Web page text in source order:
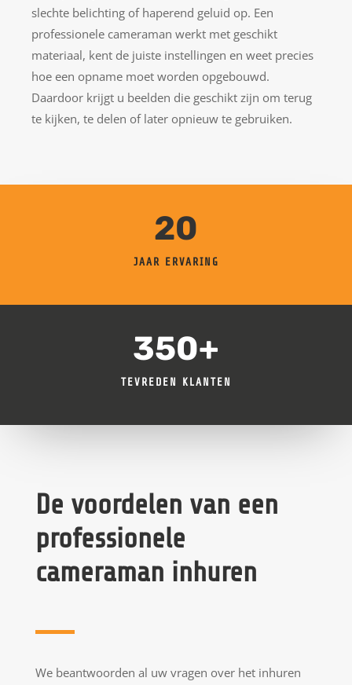
slechte belichting of haperend geluid op. Een
professionele cameraman werkt met geschikt
materiaal, kent de juiste instellingen en weet precies
hoe een opname moet worden opgebouwd.
Daardoor krijgt u beelden die geschikt zijn om terug
te kijken, te delen of later opnieuw te gebruiken.
20
JAAR ERVARING
350+
TEVREDEN KLANTEN
De voordelen van een
professionele
cameraman inhuren
We beantwoorden al uw vragen over het inhuren